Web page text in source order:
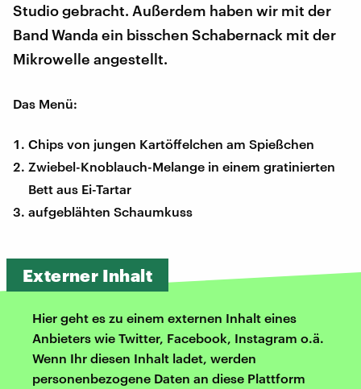
Studio gebracht. Außerdem haben wir mit der
Band Wanda ein bisschen Schabernack mit der
Mikrowelle angestellt.
Das Menü:
Chips von jungen Kartöffelchen am Spießchen
Zwiebel-Knoblauch-Melange in einem gratinierten
Bett aus Ei-Tartar
aufgeblähten Schaumkuss
Externer Inhalt
Hier geht es zu einem externen Inhalt eines
Anbieters wie Twitter, Facebook, Instagram o.ä.
Wenn Ihr diesen Inhalt ladet, werden
personenbezogene Daten an diese Plattform